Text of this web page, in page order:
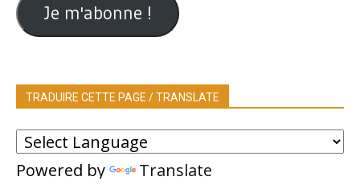
Je m'abonne !
TRADUIRE CETTE PAGE / TRANSLATE
Powered by Translate